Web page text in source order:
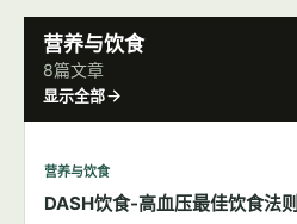
营养与饮食
8篇文章
显示全部
营养与饮食
DASH饮食-高血压最佳饮食法则